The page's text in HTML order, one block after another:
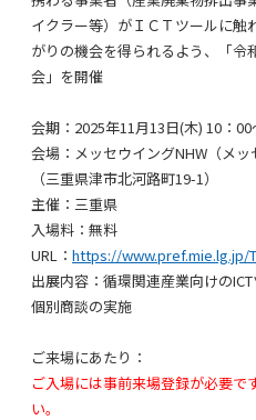
イクラー等）がＩＣＴツールに
がりの機会を得られるよう、「令
会」を開催
会期：2025年11月13日(木) 10：
会場：メッセウイングNHW （メ
（三重県津市北河路町19-1）
主催：三重県
入場料：無料
URL： https://www.pref.mie.lg.jp/
出展内容：循環関連産業向けの
個別商談の実施
ご来場にあたり：
ご入場には事前来場登録が必要で
い。